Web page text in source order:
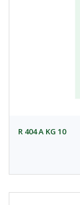
R 404 A KG 10